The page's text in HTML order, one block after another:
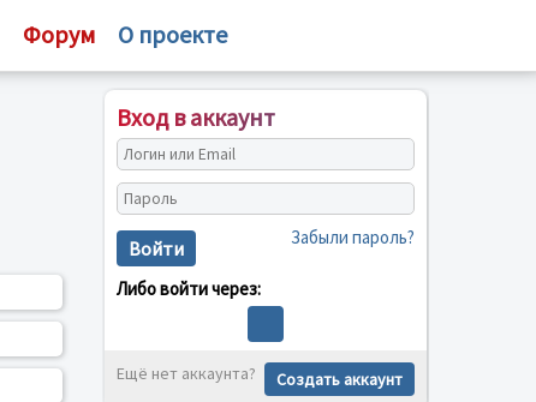
Форум О проекте
Вход в аккаунт
Войти Забыли пароль?
Либо войти через:
Ещё нет аккаунта? Создать аккаунт